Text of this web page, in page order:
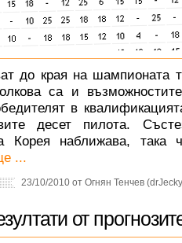
до края на шампионата
са и
в
десет пилота.
Корея наближава, така
...
23/10/2010 от Огнян Тенчев
от